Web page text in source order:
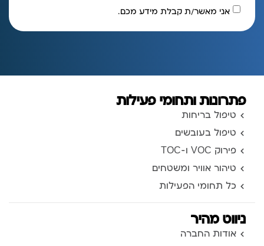
אני מאשר/ת קבלת מידע מכם.
פתרונות ותחומי פעילות
טיפול בריחות
טיפול בעובשים
פירוק VOC ו-TOC
טיהור אוויר ומשטחים
כל תחומי הפעילות
ניווט מהיר
אודות החברה